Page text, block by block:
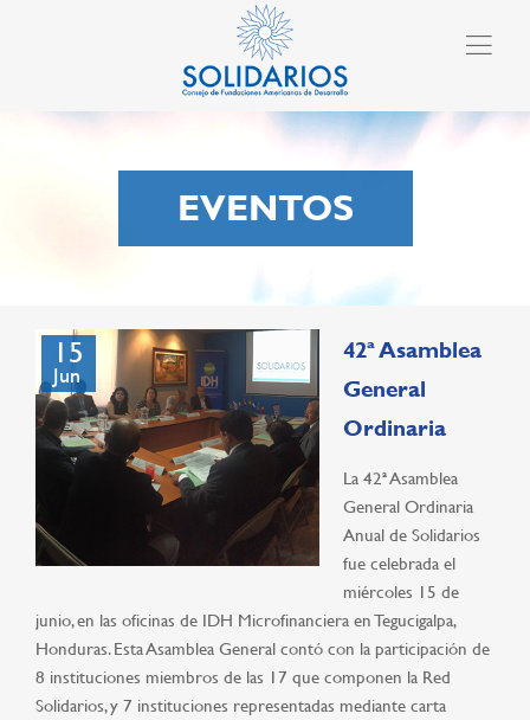
EVENTOS
15
Jun
42ª Asamblea
General
Ordinaria
La 42ª Asamblea
General Ordinaria
Anual de Solidarios
fue celebrada el
miércoles 15 de
junio, en las oficinas de IDH Microfinanciera en Tegucigalpa,
Honduras. Esta Asamblea General contó con la participación de
8 instituciones miembros de las 17 que componen la Red
Solidarios, y 7 instituciones representadas mediante carta